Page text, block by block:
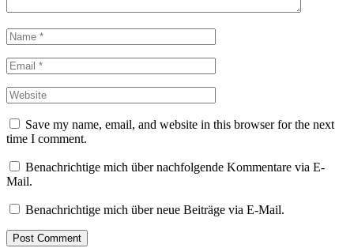
Save my name, email, and website in this browser for the next
time I comment.
Benachrichtige mich über nachfolgende Kommentare via E-
Mail.
Benachrichtige mich über neue Beiträge via E-Mail.